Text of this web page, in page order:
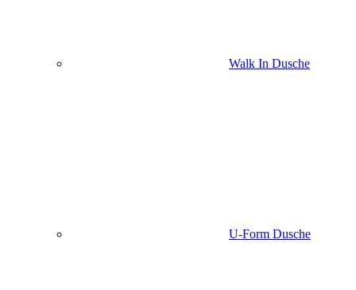
Walk In Dusche
U-Form Dusche